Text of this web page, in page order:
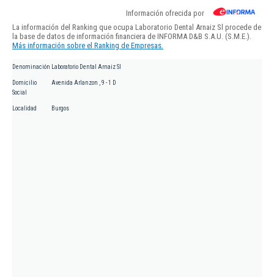
Información ofrecida por
La información del Ranking que ocupa Laboratorio Dental Arnaiz Sl procede de
la base de datos de información financiera de INFORMA D&B S.A.U. (S.M.E.).
Más información sobre el Ranking de Empresas.
Denominación Laboratorio Dental Arnaiz Sl
Domicilio
Social
Avenida Arlanzon , 9 - 1 D
Localidad Burgos